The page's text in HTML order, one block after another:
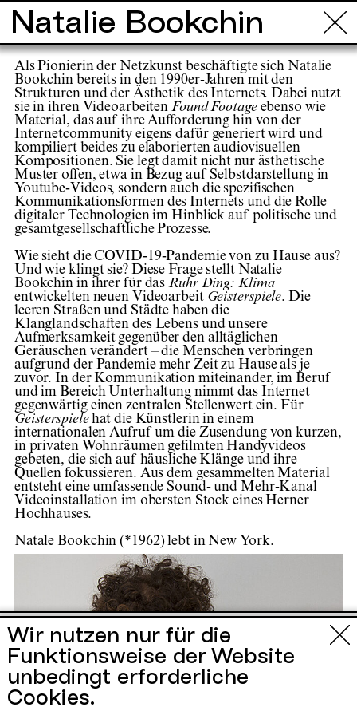
Info Touren Orte Projekte
Natalie Bookchin
Als Pionierin der Netzkunst beschäftigte sich Natalie
Bookchin bereits in den 1990er-Jahren mit den
Strukturen und der Ästhetik des Internets. Dabei nutzt
sie in ihren VideoarbeitenFound Footageebenso wie
Material, das auf ihre Aufforderung hin von der
Internetcommunity eigens dafür generiert wird und
kompiliert beides zu elaborierten audiovisuellen
Kompositionen. Sie legt damit nicht nur ästhetische
Muster offen, etwa in Bezug auf Selbstdarstellung in
Youtube-Videos, sondern auch die spezifischen
Kommunikationsformen des Internets und die Rolle
digitaler Technologien im Hinblick auf politische und
gesamtgesellschaftliche Prozesse.
Wie sieht die COVID-19-Pandemie von zu Hause aus?
Und wie klingt sie? Diese Frage stellt Natalie
Bookchin in ihrer für dasRuhr Ding: Klima
entwickelten neuen Videoarbeit Geisterspiele. Die
leeren Straßen und Städte haben die
Klanglandschaften des Lebens und unsere
Aufmerksamkeit gegenüber den alltäglichen
Geräuschen verändert – die Menschen verbringen
aufgrund der Pandemie mehr Zeit zu Hause als je
zuvor. In der Kommunikation miteinander, im Beruf
und im Bereich Unterhaltung nimmt das Internet
gegenwärtig einen zentralen Stellenwert ein. Für
Geisterspielehat die Künstlerin in einem
internationalen Aufruf um die Zusendung von kurzen,
in privaten Wohnräumen gefilmten Handyvideos
gebeten, die sich auf häusliche Klänge und ihre
Quellen fokussieren. Aus dem gesammelten Material
entsteht eine umfassende Sound- und Mehr-Kanal
Videoinstallation im obersten Stock eines Herner
Hochhauses.
Natale Bookchin (*1962) lebt in New York.
Urbane Künste
Ruhr
Wir nutzen nur für die
Funktionsweise der Website
unbedingt erforderliche
Cookies.